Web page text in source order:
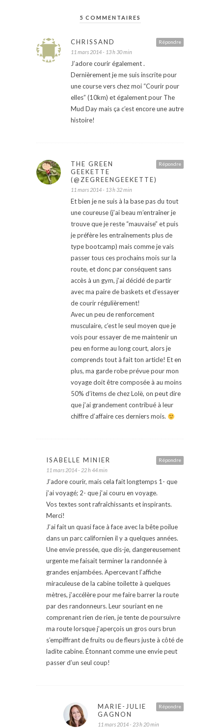
5 COMMENTAIRES
Répondre
CHRISSAND
11 mars 2014 - 13 h 30 min
J’adore courir également .
Dernièrement je me suis inscrite pour
une course vers chez moi “Courir pour
elles” (10km) et également pour The
Mud Day mais ça c’est encore une autre
histoire!
Répondre
THE GREEN
GEEKETTE
(@ZEGREENGEEKETTE)
11 mars 2014 - 13 h 32 min
Et bien je ne suis à la base pas du tout
une coureuse (j’ai beau m’entraîner je
trouve que je reste “mauvaise” et puis
je préfère les entraînements plus de
type bootcamp) mais comme je vais
passer tous ces prochains mois sur la
route, et donc par conséquent sans
accès à un gym, j’ai décidé de partir
avec ma paire de baskets et d’essayer
de courir régulièrement!
Avec un peu de renforcement
musculaire, c’est le seul moyen que je
vois pour essayer de me maintenir un
peu en forme au long court, alors je
comprends tout à fait ton article! Et en
plus, ma garde robe prévue pour mon
voyage doit être composée à au moins
50% d’items de chez Lolë, on peut dire
que j’ai grandement contribué à leur
chiffre d’affaire ces derniers mois.
Répondre
ISABELLE MINIER
11 mars 2014 - 22 h 44 min
J’adore courir, mais cela fait longtemps 1- que
j’ai voyagé; 2- que j’ai couru en voyage.
Vos textes sont rafraîchissants et inspirants.
Merci!
J’ai fait un quasi face à face avec la bête poilue
dans un parc californien il y a quelques années.
Une envie pressée, que dis-je, dangereusement
urgente me faisait terminer la randonnée à
grandes enjambées. Apercevant l’affiche
miraculeuse de la cabine toilette à quelques
mètres, j’accélère pour me faire barrer la route
par des randonneurs. Leur souriant en ne
comprenant rien de rien, je tente de poursuivre
ma route lorsque j’aperçois un gros ours brun
s’empiffrant de fruits ou de fleurs juste à côté de
ladite cabine. Étonnant comme une envie peut
passer d’un seul coup!
Répondre
MARIE-JULIE
GAGNON
11 mars 2014 - 23 h 20 min